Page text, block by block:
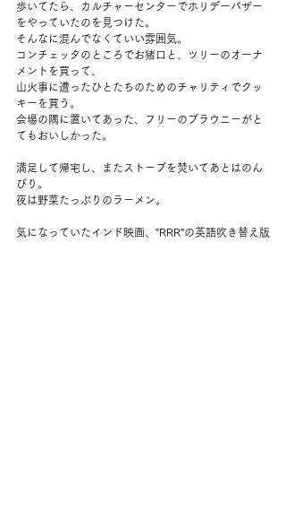
歩いてたら、カルチャーセンターでホリデーバザー
をやっていたのを見つけた。
そんなに混んでなくていい雰囲気。
コンチェッタのところでお猪口と、ツリーのオーナ
メントを買って、
山火事に遭ったひとたちのためのチャリティでクッ
キーを買う。
会場の隅に置いてあった、フリーのブラウニーがと
てもおいしかった。
満足して帰宅し、またストーブを焚いてあとはのん
びり。
夜は野菜たっぷりのラーメン。
気になっていたインド映画、”RRR”の英語吹き替え版